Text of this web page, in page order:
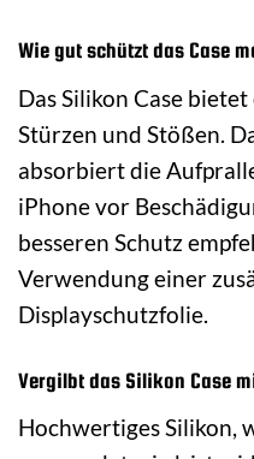
Wie gut schützt das Case
Das Silikon Case
Stürzen und Stößen.
absorbiert die
iPhone vor
besseren Schutz
Verwendung einer
Displayschutzfolie.
Vergilbt das Silikon Case
Hochwertiges Silikon,